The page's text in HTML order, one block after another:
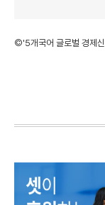
©'5개국어 글로벌 경제신